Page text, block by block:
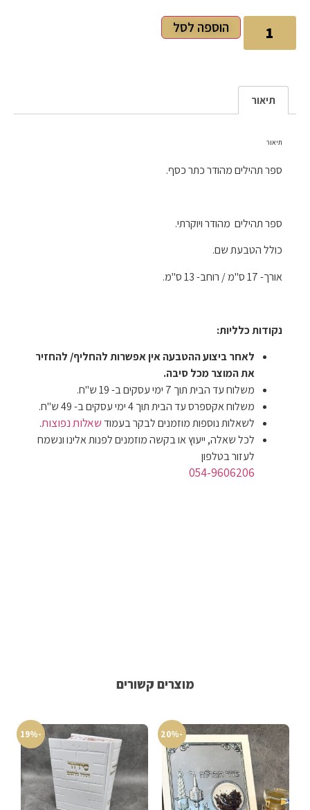
הוספה לסל
תיאור
תיאור
ספר תהילים מהודר כתר כסף.
ספר תהילים מהודר ויוקרתי.
כולל הטבעת שם.
אורך- 17 ס"מ / רוחב- 13 ס"מ.
נקודות כלליות:
לאחר ביצוע ההטבעה אין אפשרות להחליף/ להחזיר
את המוצר מכל סיבה.
משלוח עד הבית תוך 7 ימי עסקים ב- 19 ש"ח.
משלוח אקספרס עד הבית תוך 4 ימי עסקים ב- 49 ש"ח.
לשאלות נוספות מוזמנים לבקר בעמודשאלות נפוצות.
לכל שאלה, ייעוץ או בקשה מוזמנים לפנות אלינו ונשמח
לעזור בטלפון
054-9606206
מוצרים קשורים
-20%
-19%